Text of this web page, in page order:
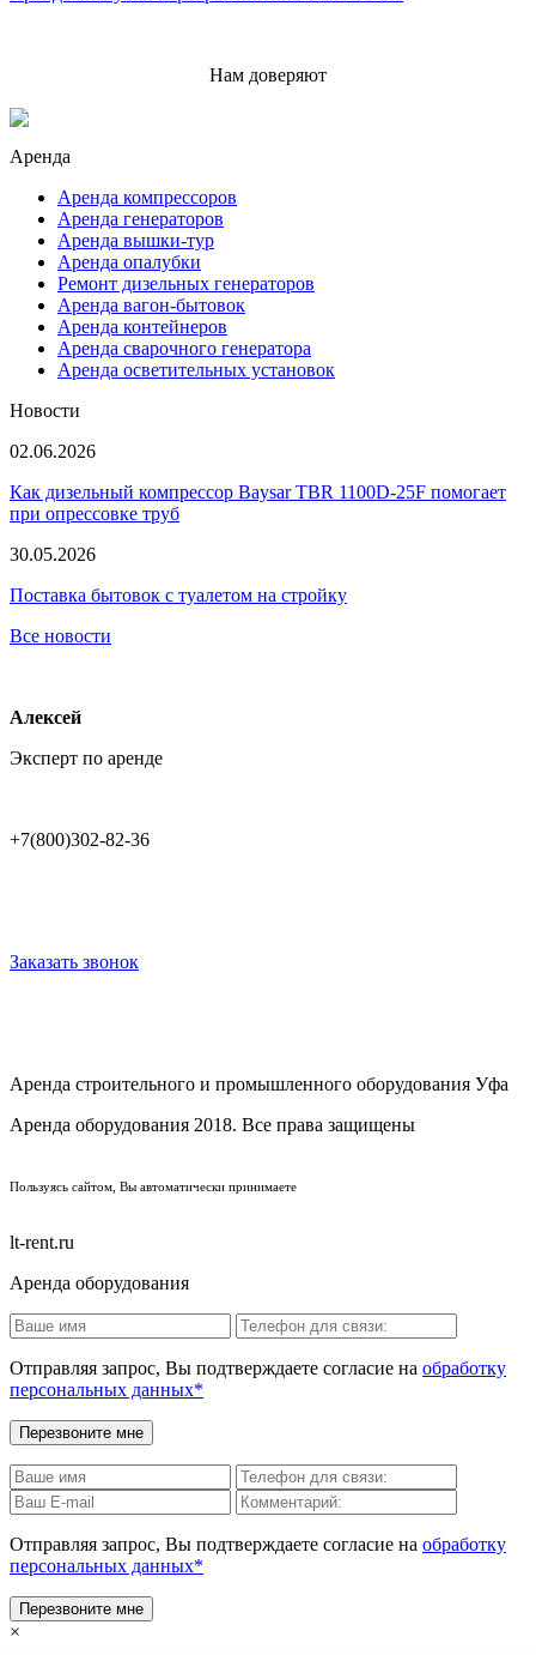
Нам доверяют
Аренда
Аренда компрессоров
Аренда генераторов
Аренда вышки-тур
Аренда опалубки
Ремонт дизельных генераторов
Аренда вагон-бытовок
Аренда контейнеров
Аренда сварочного генератора
Аренда осветительных установок
Новости
02.06.2026
Как дизельный компрессор Baysar TBR 1100D-25F помогает
при опрессовке труб
30.05.2026
Поставка бытовок с туалетом на стройку
Все новости
Алексей
Эксперт по аренде
+7(800)302-82-36
Заказать звонок
Аренда строительного и промышленного оборудования Уфа
Аренда оборудования 2018. Все права защищены
Пользуясь сайтом, Вы автоматически принимаете
lt-rent.ru
Аренда оборудования
Отправляя запрос, Вы подтверждаете согласие на обработку
персональных данных*
Отправляя запрос, Вы подтверждаете согласие на обработку
персональных данных*
×